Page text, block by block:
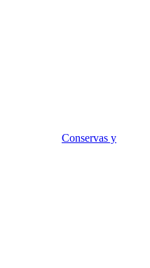
Conservas y